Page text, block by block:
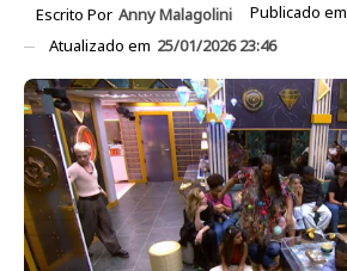
Escrito Por Anny Malagolini Publicado em
Atualizado em 25/01/2026 23:46